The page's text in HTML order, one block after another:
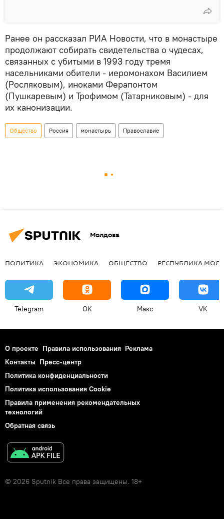
Ранее он рассказал РИА Новости, что в монастыре
продолжают собирать свидетельства о чудесах,
связанных с убитыми в 1993 году тремя
насельниками обители - иеромонахом Василием
(Росляковым), иноками Ферапонтом
(Пушкаревым) и Трофимом (Татарниковым) - для
их канонизации.
Общество Россия монастырь Православие
Молдова
ПОЛИТИКА ЭКОНОМИКА ОБЩЕСТВО РЕСПУБЛИКА
Telegram OK Макс VK
О проекте Правила использования Реклама
Контакты Пресс-центр
Политика конфиденциальности
Политика использования Cookie
Правила применения рекомендательных
технологий
Обратная связь
© 2026 Sputnik Все права защищены. 18+